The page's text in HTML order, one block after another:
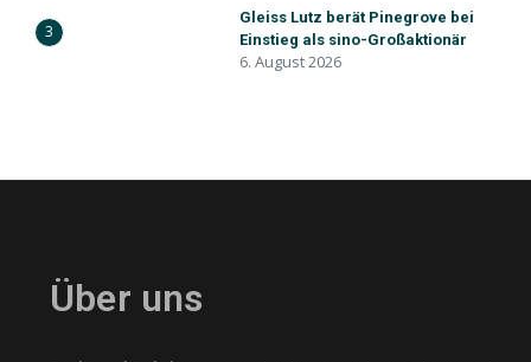
3
Gleiss Lutz berät Pinegrove bei
Einstieg als sino-Großaktionär
6. August 2026
Über uns